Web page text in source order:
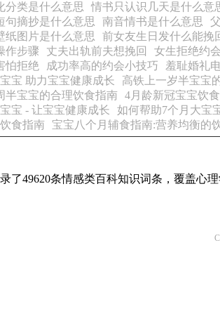
分类是什么意思
情书只认识几天是什么意
句摘抄是什么意思
南音情书是什么意思
纸图片是什么意思
前女友生日发什么能挽
作步骤
丈夫出轨前夫想挽回 女生拒绝约
怕拒绝
成功率高的约会小技巧 羞耻婚礼
宝 助力宝宝健康成长
高铁上一岁半宝宝
半宝宝的合理饮食指南 4月龄新冠宝宝饮
宝 - 让宝宝健康成长
如何帮助7个月大宝
食指南
宝宝八个月辅食指南:营养均衡的
了49620条情感类百科知识词条，覆盖心